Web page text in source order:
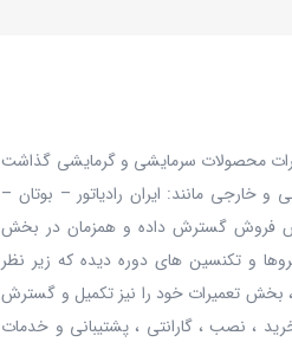
فروش و تعمیرات محصولات سرمایشی و گرمایشی گذاشت
خارجی مانند: ایران رادیاتور – بوتان –
فروش گسترش داده و همزمان در بخش
و تکنسین های دوره دیده که زیر نظر
بخش تعمیرات خود را نیز تکمیل و گسترش
، نصب ، گارانتی ، پشتیبانی و خدمات